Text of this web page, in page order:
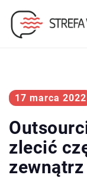
17 marca 2022
zlecić